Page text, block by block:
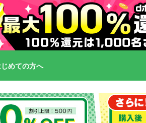
じめての方へ